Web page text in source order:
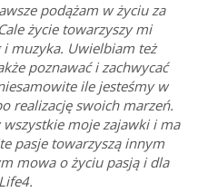
podążam w życiu za
życie towarzyszy mi
muzyka. Uwielbiam też
poznawać i zachwycać
ile jesteśmy w
realizację swoich marzeń.
moje zajawki i ma
pasje towarzyszą innym
mowa o życiu pasją i dla